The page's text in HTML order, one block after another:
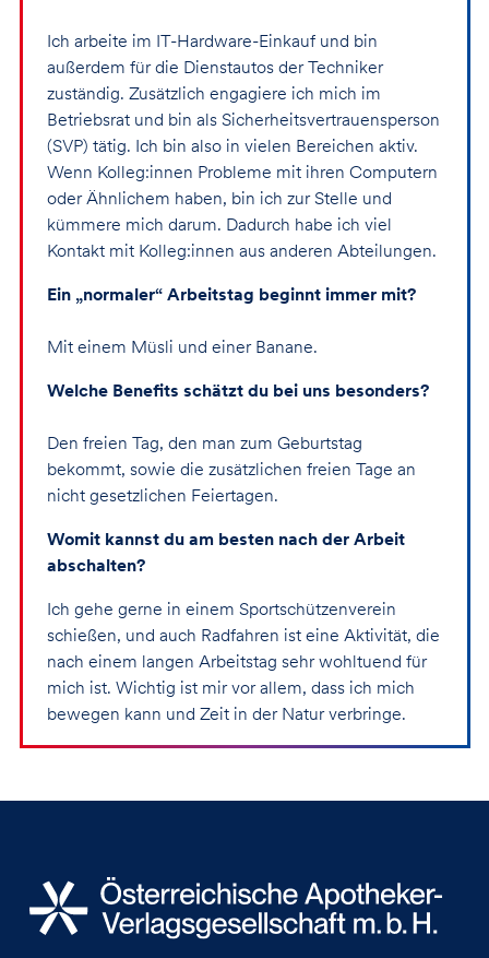
Ich arbeite im IT-Hardware-Einkauf und bin
außerdem für die Dienstautos der Techniker
zuständig. Zusätzlich engagiere ich mich im
Betriebsrat und bin als Sicherheitsvertrauensperson
(SVP) tätig. Ich bin also in vielen Bereichen aktiv.
Wenn Kolleg:innen Probleme mit ihren Computern
oder Ähnlichem haben, bin ich zur Stelle und
kümmere mich darum. Dadurch habe ich viel
Kontakt mit Kolleg:innen aus anderen Abteilungen.
Ein „normaler“ Arbeitstag beginnt immer mit?
Mit einem Müsli und einer Banane.
Welche Benefits schätzt du bei uns besonders?
Den freien Tag, den man zum Geburtstag
bekommt, sowie die zusätzlichen freien Tage an
nicht gesetzlichen Feiertagen.
Womit kannst du am besten nach der Arbeit
abschalten?
Ich gehe gerne in einem Sportschützenverein
schießen, und auch Radfahren ist eine Aktivität, die
nach einem langen Arbeitstag sehr wohltuend für
mich ist. Wichtig ist mir vor allem, dass ich mich
bewegen kann und Zeit in der Natur verbringe.